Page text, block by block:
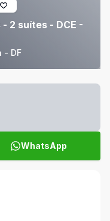
- 2 suítes - DCE -
- DF
WhatsApp